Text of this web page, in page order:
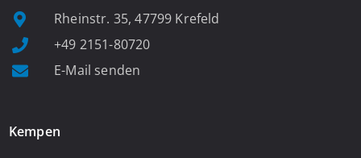
Rheinstr. 35, 47799 Krefeld
+49 2151-80720
E-Mail senden
Kempen